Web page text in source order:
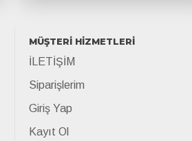
MÜŞTERİ HİZMETLERİ
İLETİŞİM
Siparişlerim
Giriş Yap
Kayıt Ol